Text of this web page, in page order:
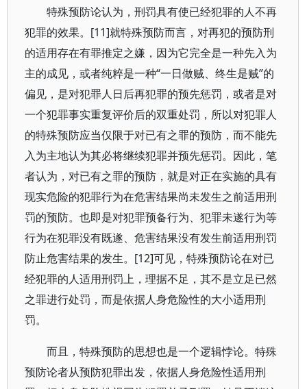
特殊预防论认为，刑罚具有使已经犯罪的人不再
犯罪的效果。[11]就特殊预防而言，对再犯的预防刑
的适用存在有罪推定之嫌，因为它完全是一种先入为
主的成见，或者纯粹是一种“一日做贼、终生是贼”的
偏见，是对犯罪人日后再犯罪的预先惩罚，或者是对
一个犯罪事实重复评价后的双重处罚，所以对犯罪人
的特殊预防应当仅限于对已有之罪的预防，而不能先
入为主地认为其必将继续犯罪并预先惩罚。因此，笔
者认为，对已有之罪的预防，就是对正在实施的具有
现实危险的犯罪行为在危害结果尚未发生之前适用刑
罚的预防。也即是对犯罪预备行为、犯罪未遂行为等
行为在犯罪没有既遂、危害结果没有发生前适用刑罚
防止危害结果的发生。[12]可见，特殊预防论在对已
经犯罪的人适用刑罚上，理据不足，其不是立足已然
之罪进行处罚，而是依据人身危险性的大小适用刑
罚。
而且，特殊预防的思想也是一个逻辑悖论。特殊
预防论者从预防犯罪出发，依据人身危险性适用刑